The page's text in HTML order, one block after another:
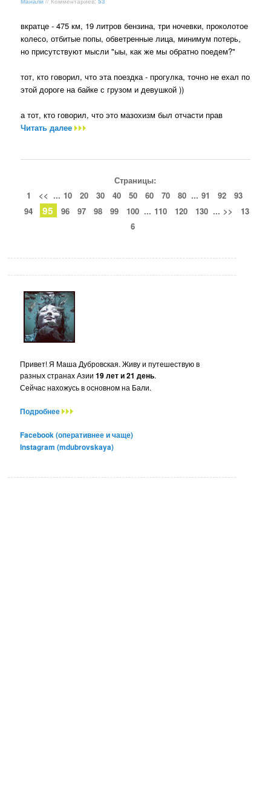
вкратце - 475 км, 19 литров бензина, три ночевки, проколотое
колесо, отбитые попы, обветренные лица, минимум потерь,
но присутствуют мысли "ыы, как же мы обратно поедем?"
тот, кто говорил, что эта поездка - прогулка, точно не ехал по
этой дороге на байке с грузом и девушкой ))
а тот, кто говорил, что это мазохизм был отчасти прав
Читать далее
Страницы:
1
<< ... 10 20 30 40 50 60 70 80 ... 91 92
93
94
95 96 97 98 99 100 ... 110 120 130 ... >>
13
6
Привет! Я Маша Дубровская. Живу и путешествую в
разных странах Азии19 лет и 21 день.
Сейчас нахожусь в основном на Бали.
Подробнее
Facebook (оперативнее и чаще)
Instagram (mdubrovskaya)